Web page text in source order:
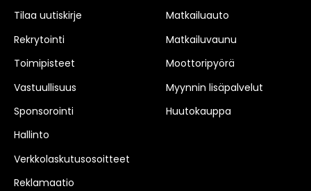
Tilaa uutiskirje
Rekrytointi
Toimipisteet
Vastuullisuus
Sponsorointi
Hallinto
Verkkolaskutusosoitteet
Reklamaatio
Matkailuauto
Matkailuvaunu
Moottoripyörä
Myynnin lisäpalvelut
Huutokauppa